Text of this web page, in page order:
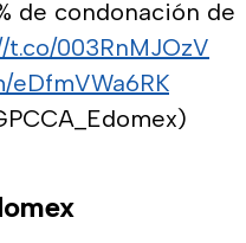
de condonación de
t.co/003RnMJOzV